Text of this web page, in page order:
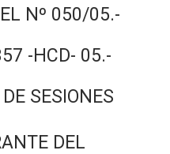
Nº 050/05.-
-HCD- 05.-
SESIONES
DEL